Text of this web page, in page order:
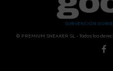
SUBVENCIÓN
© PREMIUM SNEAKER SL - Todos los